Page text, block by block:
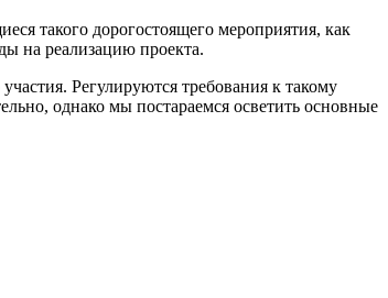
такого дорогостоящего мероприятия, как
на реализацию проекта.
Регулируются требования к такому
однако мы постараемся осветить основные